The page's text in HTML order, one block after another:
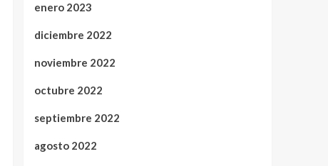
enero 2023
diciembre 2022
noviembre 2022
octubre 2022
septiembre 2022
agosto 2022